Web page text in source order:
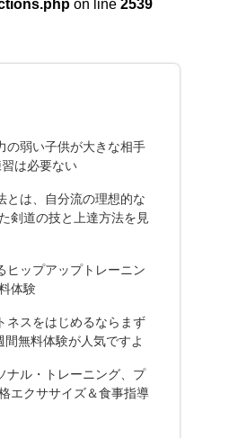
on line 2539
の弱い子供が大きな相手
は必要ない
とは、自分流の理想的な
剣道の技と上達方法を見
ヒップアップトレーニン
体験
ネスをはじめるならまず
無料体験が人気ですよ
ナル・トレーニング、プ
エクササイズ＆食事指導